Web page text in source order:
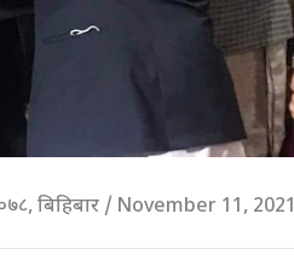
बिहिबार / November 11, 2021